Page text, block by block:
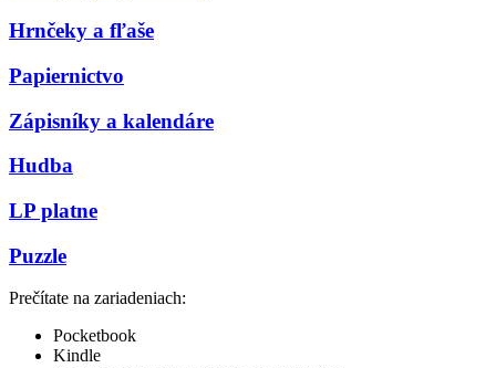
Hrnčeky a fľaše
Papiernictvo
Zápisníky a kalendáre
Hudba
LP platne
Puzzle
Prečítate na zariadeniach:
Pocketbook
Kindle